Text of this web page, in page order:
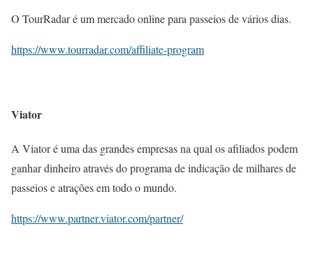
O TourRadar é um mercado online para passeios de vários dias.
https://www.tourradar.com/affiliate-program
Viator
A Viator é uma das grandes empresas na qual os afiliados podem
ganhar dinheiro através do programa de indicação de milhares de
passeios e atrações em todo o mundo.
https://www.partner.viator.com/partner/